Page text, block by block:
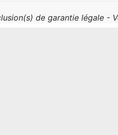
de garantie légale -